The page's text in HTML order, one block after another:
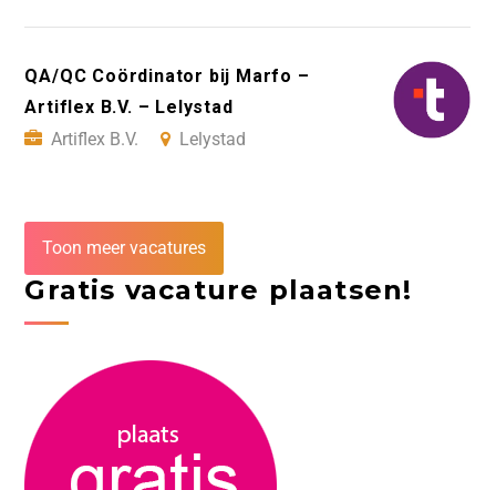
QA/QC Coördinator bij Marfo –
Artiflex B.V. – Lelystad
Artiflex B.V.
Lelystad
Toon meer vacatures
Gratis vacature plaatsen!